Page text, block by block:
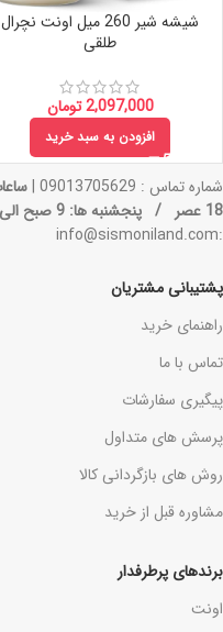
شیشه شیر 260 میل اونت نچرال
طلقی
2,097,000 تومان
افزودن به سبد خرید
شماره تماس : 09013705629 |
18 عصر / پنجشنبه ها: 9 صبح الی 12 ظهر
:info@sismoniland.com
پشتیبانی مشتریان
راهنمای خرید
تماس با ما
پیگیری سفارشات
پرسش های متداول
روش های بازگردانی کالا
مشاوره قبل از خرید
برندهای پرطرفدار
اونت